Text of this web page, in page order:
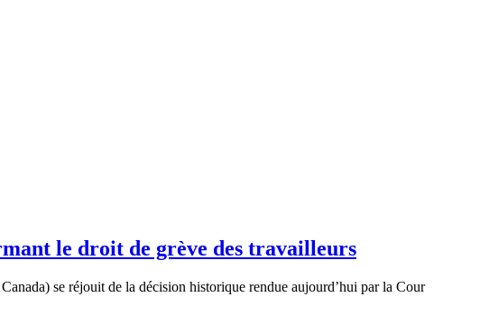
le droit de grève des travailleurs
se réjouit de la décision historique rendue aujourd’hui par la Cour